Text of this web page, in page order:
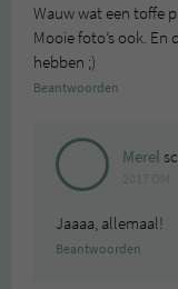
Wauw wat een toffe
Mooie foto’s ook.
hebben ;)
Beantwoorden
Merel
Jaaaa, allemaal!
Beantwoorden